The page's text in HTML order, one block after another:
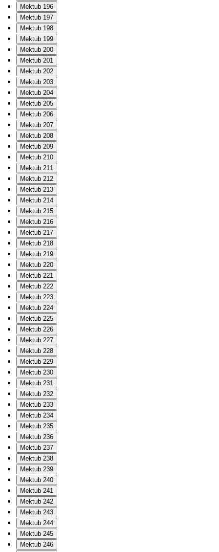
Mektub 196
Mektub 197
Mektub 198
Mektub 199
Mektub 200
Mektub 201
Mektub 202
Mektub 203
Mektub 204
Mektub 205
Mektub 206
Mektub 207
Mektub 208
Mektub 209
Mektub 210
Mektub 211
Mektub 212
Mektub 213
Mektub 214
Mektub 215
Mektub 216
Mektub 217
Mektub 218
Mektub 219
Mektub 220
Mektub 221
Mektub 222
Mektub 223
Mektub 224
Mektub 225
Mektub 226
Mektub 227
Mektub 228
Mektub 229
Mektub 230
Mektub 231
Mektub 232
Mektub 233
Mektub 234
Mektub 235
Mektub 236
Mektub 237
Mektub 238
Mektub 239
Mektub 240
Mektub 241
Mektub 242
Mektub 243
Mektub 244
Mektub 245
Mektub 246